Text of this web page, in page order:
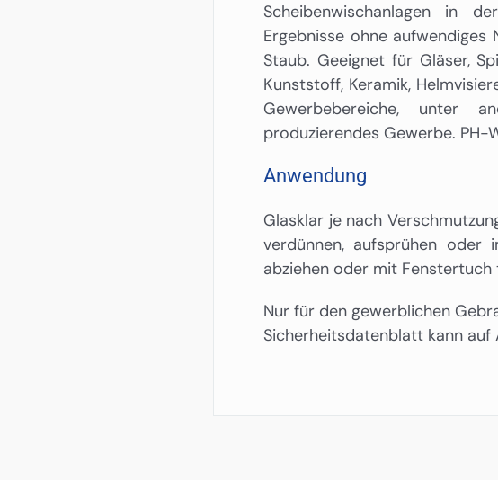
Scheibenwischanlagen in
Ergebnisse ohne aufwendiges
Staub. Geeignet für Gläser,
Kunststoff, Keramik,
Gewerbebereiche, unter
produzierendes Gewerbe. PH-
Anwendung
Glasklar je nach
verdünnen, aufsprühen oder
abziehen oder mit Fenstertuch
Nur für den gewerblichen
Sicherheitsdatenblatt kann auf